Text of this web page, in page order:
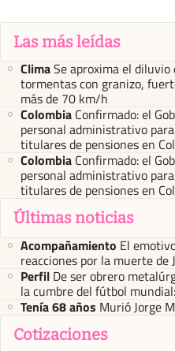
Las más leídas
ClimaSe aproxima el
tormentas con granizo,
más de 70 km/h
Colombia Confirmado: el
personal administrativo
titulares de pensiones en
Colombia Confirmado: el
personal administrativo
titulares de pensiones en
Últimas noticias
Acompañamiento El
reacciones por la muerte de
Perfil De ser obrero
la cumbre del fútbol
Tenía 68 años Murió Jorge
Cotizaciones